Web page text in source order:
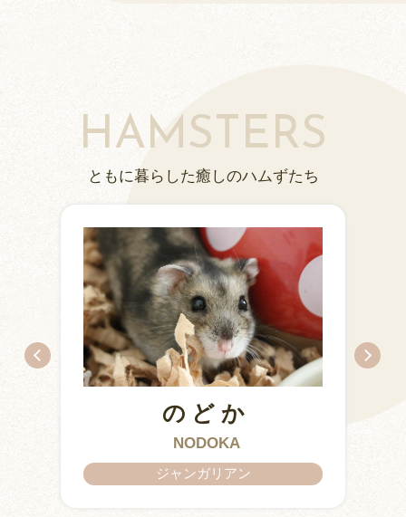
HAMSTERS
ともに暮らした癒しのハムずたち
KURIMARU
のどか
NODOKA
ジャンガリアン
CHITOSE
CHATARO
IZUMO & OKUNI
ARARE
KISUKE